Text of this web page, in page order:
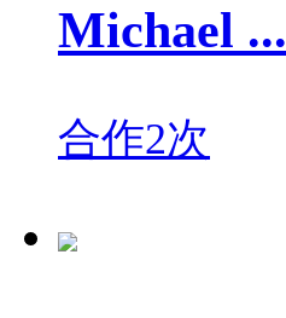
Michael ...
合作2次